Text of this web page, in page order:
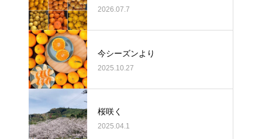
2026.07.7
今シーズンより
2025.10.27
桜咲く
2025.04.1